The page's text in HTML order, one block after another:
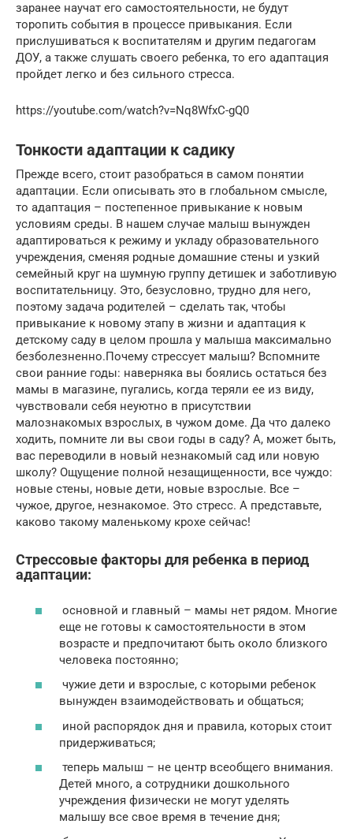
заранее научат его самостоятельности, не будут
торопить события в процессе привыкания. Если
прислушиваться к воспитателям и другим педагогам
ДОУ, а также слушать своего ребенка, то его адаптация
пройдет легко и без сильного стресса.
https://youtube.com/watch?v=Nq8WfxC-gQ0
Тонкости адаптации к садику
Прежде всего, стоит разобраться в самом понятии
адаптации. Если описывать это в глобальном смысле,
то адаптация – постепенное привыкание к новым
условиям среды. В нашем случае малыш вынужден
адаптироваться к режиму и укладу образовательного
учреждения, сменяя родные домашние стены и узкий
семейный круг на шумную группу детишек и заботливую
воспитательницу. Это, безусловно, трудно для него,
поэтому задача родителей – сделать так, чтобы
привыкание к новому этапу в жизни и адаптация к
детскому саду в целом прошла у малыша максимально
безболезненно.Почему стрессует малыш? Вспомните
свои ранние годы: наверняка вы боялись остаться без
мамы в магазине, пугались, когда теряли ее из виду,
чувствовали себя неуютно в присутствии
малознакомых взрослых, в чужом доме. Да что далеко
ходить, помните ли вы свои годы в саду? А, может быть,
вас переводили в новый незнакомый сад или новую
школу? Ощущение полной незащищенности, все чуждо:
новые стены, новые дети, новые взрослые. Все –
чужое, другое, незнакомое. Это стресс. А представьте,
каково такому маленькому крохе сейчас!
Стрессовые факторы для ребенка в период
адаптации:
основной и главный – мамы нет рядом. Многие
еще не готовы к самостоятельности в этом
возрасте и предпочитают быть около близкого
человека постоянно;
чужие дети и взрослые, с которыми ребенок
вынужден взаимодействовать и общаться;
иной распорядок дня и правила, которых стоит
придерживаться;
теперь малыш – не центр всеобщего внимания.
Детей много, а сотрудники дошкольного
учреждения физически не могут уделять
малышу все свое время в течение дня;